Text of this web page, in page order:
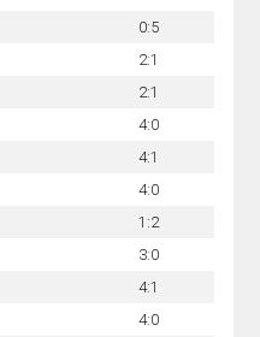
0:5
2:1
2:1
4:0
4:1
4:0
1:2
3:0
4:1
4:0